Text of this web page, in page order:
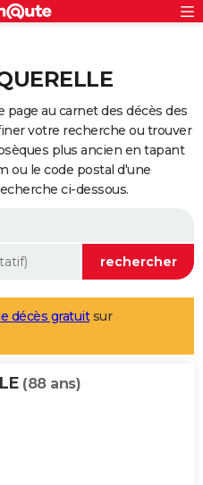
au carnet des décès des
votre recherche ou trouver
plus ancien en tapant
ou le code postal d'une
ci-dessous.
décès gratuitsur
(88 ans)